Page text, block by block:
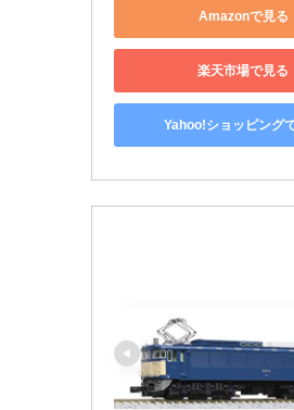
Amazonで見る
楽天市場で見る
Yahoo!ショッピング